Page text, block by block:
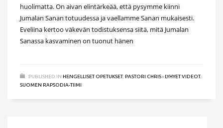
huolimatta. On aivan elintärkeää, että pysymme kiinni
Jumalan Sanan totuudessa ja vaellamme Sanan mukaisesti.
Eveliina kertoo väkevän todistuksensa siitä, mitä Jumalan
Sanassa kasvaminen on tuonut hänen
PUBLISHED IN HENGELLISET OPETUKSET, PASTORI CHRIS - LYHYET VIDEOT,
SUOMEN RAPSODIA-TIIMI